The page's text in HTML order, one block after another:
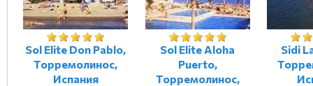
Sol Elite Don Pablo,
Торремолинос,
Испания
Sol Elite Aloha
Puerto,
Торремолинос,
Sidi